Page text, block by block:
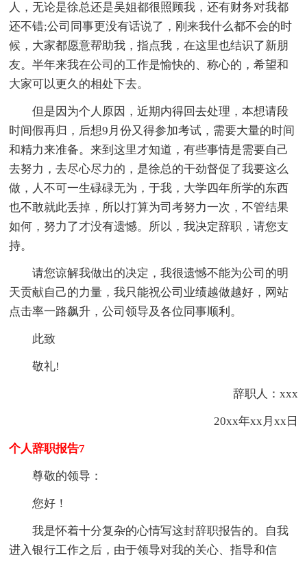
人，无论是徐总还是吴姐都很照顾我，还有财务对我都
还不错;公司同事更没有话说了，刚来我什么都不会的时
候，大家都愿意帮助我，指点我，在这里也结识了新朋
友。半年来我在公司的工作是愉快的、称心的，希望和
大家可以更久的相处下去。
但是因为个人原因，近期内得回去处理，本想请段
时间假再归，后想9月份又得参加考试，需要大量的时间
和精力来准备。来到这里才知道，有些事情是需要自己
去努力，去尽心尽力的，是徐总的干劲督促了我要这么
做，人不可一生碌碌无为，于我，大学四年所学的东西
也不敢就此丢掉，所以打算为司考努力一次，不管结果
如何，努力了才没有遗憾。所以，我决定辞职，请您支
持。
请您谅解我做出的决定，我很遗憾不能为公司的明
天贡献自己的力量，我只能祝公司业绩越做越好，网站
点击率一路飙升，公司领导及各位同事顺利。
此致
敬礼!
辞职人：xxx
20xx年xx月xx日
个人辞职报告7
尊敬的领导：
您好！
我是怀着十分复杂的心情写这封辞职报告的。自我
进入银行工作之后，由于领导对我的关心、指导和信